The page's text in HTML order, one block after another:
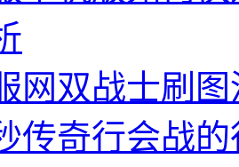
网双战士刷
传奇行会战